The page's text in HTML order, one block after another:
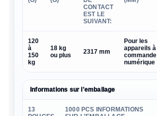
CONTACT
EST LE
SUIVANT:
120
à
150
kg
18 kg
ou plus
2317 mm
Pour les
appareils à
commande
numérique
Informations sur l'emballage
13
1000 PCS INFORMATIONS